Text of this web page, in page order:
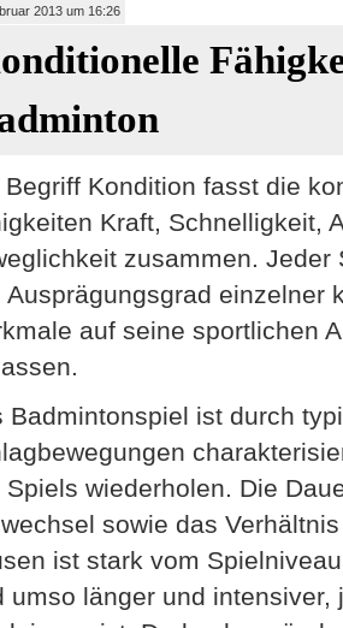
2013 um 16:26
Begriff Kondition fasst die
Kraft, Schnelligkeit,
zusammen. Jeder
Ausprägungsgrad einzelner
auf seine sportlichen
Badmintonspiel ist durch
Spiels wiederholen. Die
sowie das
ist stark vom
umso länger und intensiver,